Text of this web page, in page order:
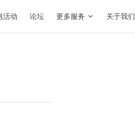
活动 论坛 更多服务 关于我们